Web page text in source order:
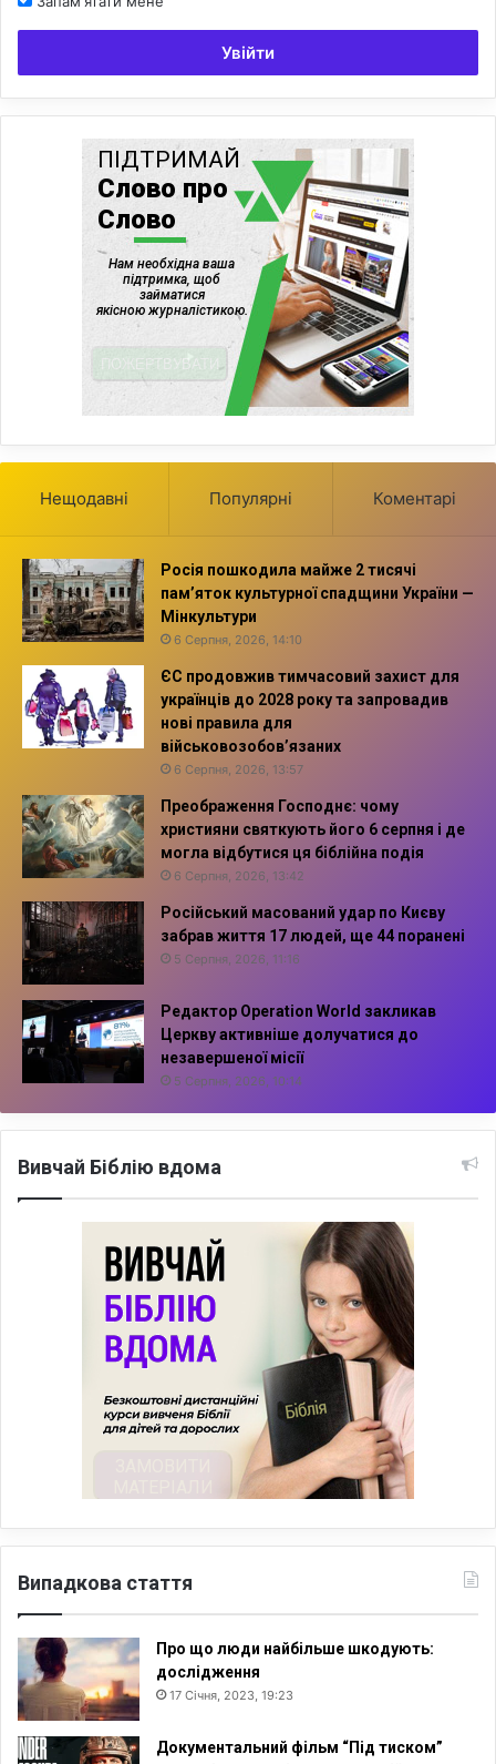
Увійти
Нещодавні Популярні Коментарі
Росія пошкодила майже 2 тисячі
пам’яток культурної спадщини України —
Мінкультури
6 Серпня, 2026, 14:10
ЄС продовжив тимчасовий захист для
українців до 2028 року та запровадив
нові правила для
військовозобов’язаних
6 Серпня, 2026, 13:57
Преображення Господнє: чому
християни святкують його 6 серпня і де
могла відбутися ця біблійна подія
6 Серпня, 2026, 13:42
Російський масований удар по Києву
забрав життя 17 людей, ще 44 поранені
5 Серпня, 2026, 11:16
Редактор Operation World закликав
Церкву активніше долучатися до
незавершеної місії
5 Серпня, 2026, 10:14
Вивчай Біблію вдома
Випадкова стаття
Про що люди найбільше шкодують:
дослідження
17 Січня, 2023, 19:23
Документальний фільм “Під тиском”